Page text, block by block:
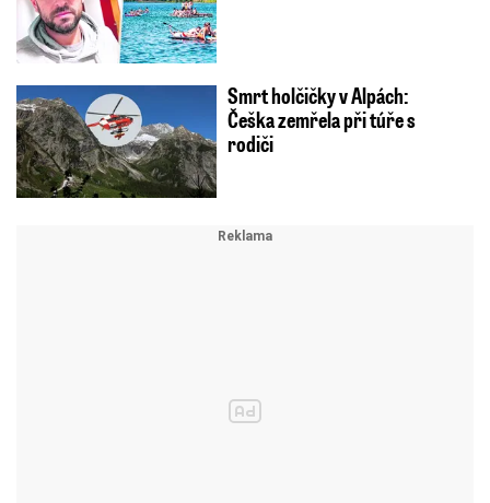
Smrt holčičky v Alpách:
Češka zemřela při túře s
rodiči